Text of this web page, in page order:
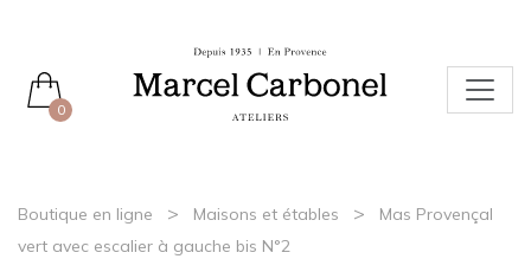
0
Boutique en ligne > Maisons et étables >
Mas Provençal
vert avec escalier à gauche bis N°2